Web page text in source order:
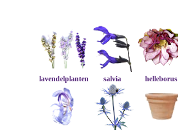
lavendelplanten salvia helleborus